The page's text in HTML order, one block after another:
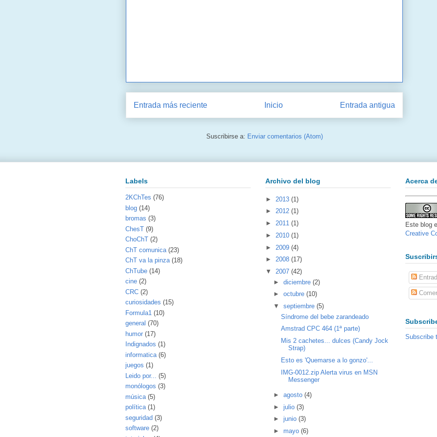
Entrada más reciente Entrada antigua
Inicio
Suscribirse a: Enviar comentarios (Atom)
Labels
2KChTes (76)
blog (14)
bromas (3)
ChesT (9)
ChoChT (2)
ChT comunica (23)
ChT va la pinza (18)
ChTube (14)
cine (2)
CRC (2)
curiosidades (15)
Formula1 (10)
general (70)
humor (17)
Indignados (1)
informatica (6)
juegos (1)
Leido por...
(5)
monólogos (3)
música (5)
política (1)
seguridad (3)
software (2)
Archivo del blog
► 2013 (1)
► 2012 (1)
► 2011 (1)
► 2010 (1)
► 2009 (4)
► 2008 (17)
▼ 2007 (42)
► diciembre (2)
► octubre (10)
▼ septiembre (5)
Síndrome del bebe zarandeado
Amstrad CPC 464 (1ª parte)
Mis 2 cachetes... dulces (Candy Jock
Strap)
Esto es 'Quemarse a lo gonzo'...
IMG-0012.zip Alerta virus en MSN
Messenger
► agosto (4)
► julio (3)
► junio (3)
► mayo (6)
Acerca
Este blog
Creative
Subscribe